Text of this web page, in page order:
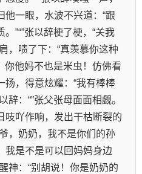
他一眼，水波不兴道：“跟
”“”张以辞梗了梗，“关我
，啧了下：“真羡慕你这种
你他妈不也是米虫！仿佛看
扬，得意炫耀：“我有棒棒
辞：“”张父张母面面相觑。
吱吖作响，发出干枯断裂的
，奶奶，我不是你们的孙
我是不是可以回妈妈身边
神：“别胡说！你是奶奶的